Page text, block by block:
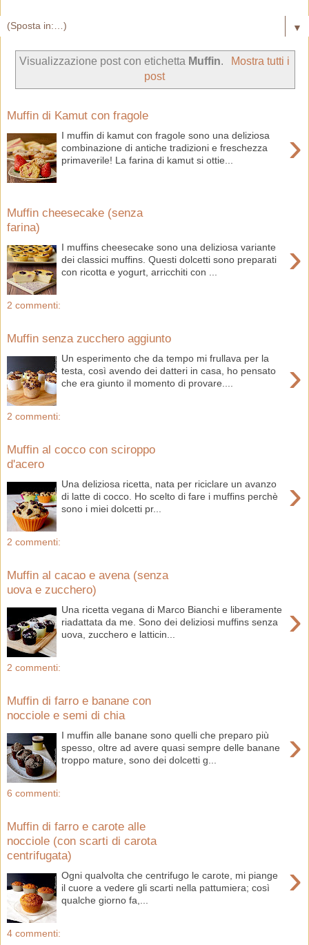
▼
Visualizzazione post con etichetta Muffin.
Mostra tutti i
post
Muffin di Kamut con fragole
›
I muffin di kamut con fragole sono una deliziosa
combinazione di antiche tradizioni e freschezza
primaverile! La farina di kamut si ottie...
Muffin cheesecake (senza
farina)
›
I muffins cheesecake sono una deliziosa variante
dei classici muffins. Questi dolcetti sono preparati
con ricotta e yogurt, arricchiti con ...
2 commenti:
Muffin senza zucchero aggiunto
›
Un esperimento che da tempo mi frullava per la
testa, così avendo dei datteri in casa, ho pensato
che era giunto il momento di provare....
2 commenti:
Muffin al cocco con sciroppo
d'acero
›
Una deliziosa ricetta, nata per riciclare un avanzo
di latte di cocco. Ho scelto di fare i muffins perchè
sono i miei dolcetti pr...
2 commenti:
Muffin al cacao e avena (senza
uova e zucchero)
›
Una ricetta vegana di Marco Bianchi e liberamente
riadattata da me. Sono dei deliziosi muffins senza
uova, zucchero e latticin...
2 commenti:
Muffin di farro e banane con
nocciole e semi di chia
›
I muffin alle banane sono quelli che preparo più
spesso, oltre ad avere quasi sempre delle banane
troppo mature, sono dei dolcetti g...
6 commenti:
Muffin di farro e carote alle
nocciole (con scarti di carota
centrifugata)
›
Ogni qualvolta che centrifugo le carote, mi piange
il cuore a vedere gli scarti nella pattumiera; così
qualche giorno fa,...
4 commenti: